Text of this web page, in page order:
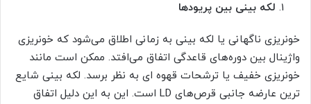
لکه بینی بین پریودها
خونریزی ناگهانی یا لکه بینی به زمانی اطلاق می‌شود که خونریزی
واژینال بین دوره‌های قاعدگی اتفاق می‌افتد. ممکن است مانند
خونریزی خفیف یا ترشحات قهوه ای به نظر برسد. لکه بینی شایع
ترین عارضه جانبی قرص‌های LD است. این به این دلیل اتفاق